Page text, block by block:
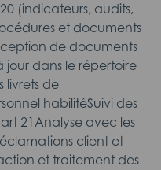
(indicateurs, audits,
et documents
de documents
jour dans le répertoire
livrets de
habilitéSuivi des
21Analyse avec les
client et
et traitement des